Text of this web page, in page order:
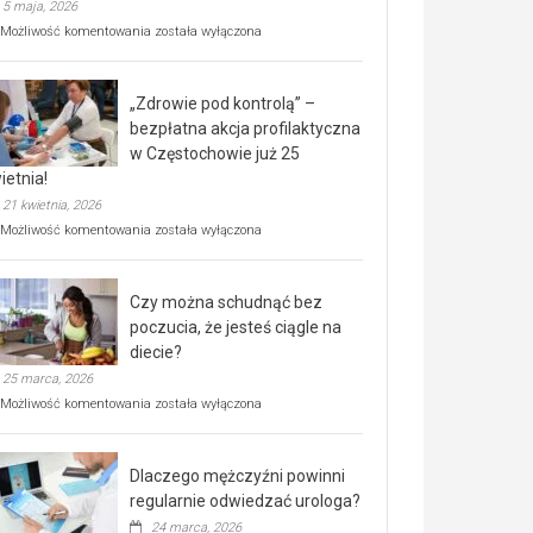
5 maja, 2026
Możliwość komentowania Rusza
rehabilitacji
dla
seniorów!
została wyłączona
„Zdrowie pod kontrolą” –
bezpłatna akcja profilaktyczna
w Częstochowie już 25
21 kwietnia, 2026
Możliwość komentowania „Zdrowie
bezpłatna
akcja
profilaktyczna
w
już
kwietnia!
została wyłączona
Czy można schudnąć bez
poczucia, że jesteś ciągle na
diecie?
25 marca, 2026
Możliwość komentowania Czy
poczucia,
że
została wyłączona
Dlaczego mężczyźni powinni
regularnie odwiedzać urologa?
24 marca, 2026